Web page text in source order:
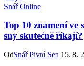
Snář Online
Top 10 znamení ve
sny skutečně říkají?
OdSnář Pivní Sen 15. 8.